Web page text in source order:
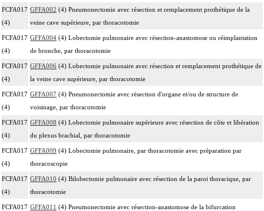
FCFA017
(4)
GFFA002 (4) Pneumonectomie avec résection et remplacement prothétique de la
veine cave supérieure, par thoracotomie
FCFA017
(4)
GFFA004 (4) Lobectomie pulmonaire avec résection-anastomose ou réimplantation
de bronche, par thoracotomie
FCFA017
(4)
GFFA006 (4) Lobectomie pulmonaire avec résection et remplacement prothétique de
la veine cave supérieure, par thoracotomie
FCFA017
(4)
GFFA007 (4) Pneumonectomie avec résection d'organe et/ou de structure de
voisinage, par thoracotomie
FCFA017
(4)
GFFA008 (4) Lobectomie pulmonaire supérieure avec résection de côte et libération
du plexus brachial, par thoracotomie
FCFA017
(4)
GFFA009 (4) Lobectomie pulmonaire, par thoracotomie avec préparation par
thoracoscopie
FCFA017
(4)
GFFA010 (4) Bilobectomie pulmonaire avec résection de la paroi thoracique, par
thoracotomie
FCFA017 GFFA011 (4) Pneumonectomie avec résection-anastomose de la bifurcation